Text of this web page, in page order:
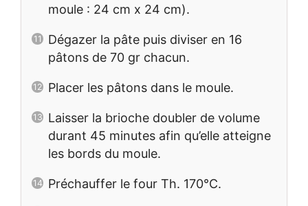
moule : 24 cm x 24 cm).
Dégazer la pâte puis diviser en 16
pâtons de 70 gr chacun.
Placer les pâtons dans le moule.
Laisser la brioche doubler de volume
durant 45 minutes afin qu’elle atteigne
les bords du moule.
Préchauffer le four Th. 170°C.